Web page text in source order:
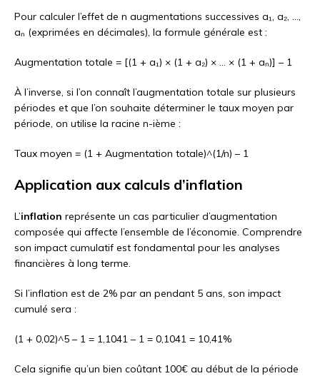
Pour calculer l’effet de n augmentations successives a₁, a₂, …,
aₙ (exprimées en décimales), la formule générale est :
Augmentation totale = [(1 + a₁) × (1 + a₂) × … × (1 + aₙ)] – 1
À l’inverse, si l’on connaît l’augmentation totale sur plusieurs
périodes et que l’on souhaite déterminer le taux moyen par
période, on utilise la racine n-ième :
Taux moyen = (1 + Augmentation totale)^(1/n) – 1
Application aux calculs d’inflation
L’inflation représente un cas particulier d’augmentation
composée qui affecte l’ensemble de l’économie. Comprendre
son impact cumulatif est fondamental pour les analyses
financières à long terme.
Si l’inflation est de 2% par an pendant 5 ans, son impact
cumulé sera :
(1 + 0,02)^5 – 1 = 1,1041 – 1 = 0,1041 = 10,41%
Cela signifie qu’un bien coûtant 100€ au début de la période